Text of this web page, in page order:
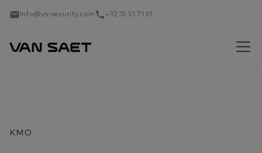
info@vs-security.com +32 15 51 71 61
KMO